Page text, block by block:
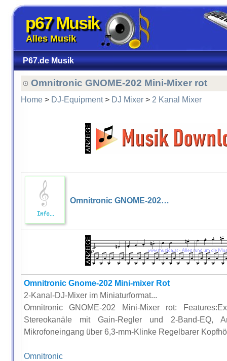
p67 Musik
Alles Musik
P67.de Musik
Omnitronic GNOME-202 Mini-Mixer rot
Home> DJ-Equipment> DJ Mixer> 2 Kanal Mixer
Omnitronic GNOME-202…
Omnitronic Gnome-202 Mini-mixer Rot
2-Kanal-DJ-Mixer im Miniaturformat...
Omnitronic GNOME-202 Mini-Mixer rot:
Stereokanäle mit Gain-Regler und 2-Band-EQ,
Mikrofoneingang über 6,3-mm-Klinke Regelbarer
Omnitronic